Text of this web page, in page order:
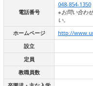
電話番号
048-854-1350
※お問い合わ
い。
ホームページ
http://
設立
定員
教職員数